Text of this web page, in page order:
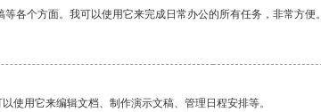
各个方面。我可以使用它来完成日常办公的所有任务，非常方便。
使用它来编辑文档、制作演示文稿、管理日程安排等。